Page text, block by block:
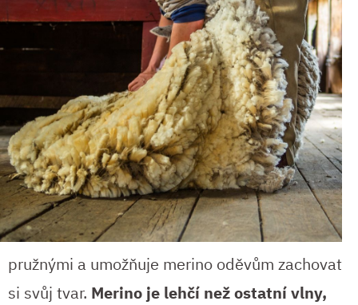
pružnými a umožňuje merino oděvům zachovat
si svůj tvar. Merino je lehčí než ostatní vlny,